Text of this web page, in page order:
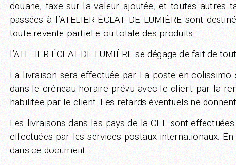
douane, taxe sur la valeur ajoutée, et toutes autres
passées à l’ATELIER ÉCLAT DE LUMIÈRE sont
toute revente partielle ou totale des produits.
l’ATELIER ÉCLAT DE LUMIÈRE se dégage de fait de
La livraison sera effectuée par La poste en
dans le créneau horaire prévu avec le client par la
habilitée par le client. Les retards éventuels ne
Les livraisons dans les pays de la CEE sont
effectuées par les services postaux internationaux.
dans ce document.